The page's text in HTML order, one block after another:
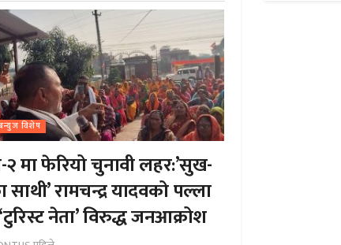
विशेष
२ मा फेरियो चुनावी लहर:’सुख-
साथी’ रामचन्द्र यादवको पल्ला
नेता’ विरुद्ध जनआक्रोश